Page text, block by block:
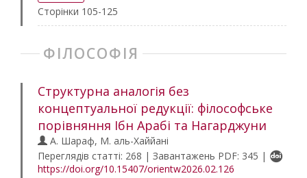
Сторінки 105-125
ФІЛОСОФІЯ
Структурна аналогія без
концептуальної редукції: філософське
порівняння Ібн Арабі та Нагарджуни
А. Шараф, М. аль-Хаййані
Переглядів статті: 268 | Завантажень PDF: 345 |
https://doi.org/10.15407/orientw2026.02.126